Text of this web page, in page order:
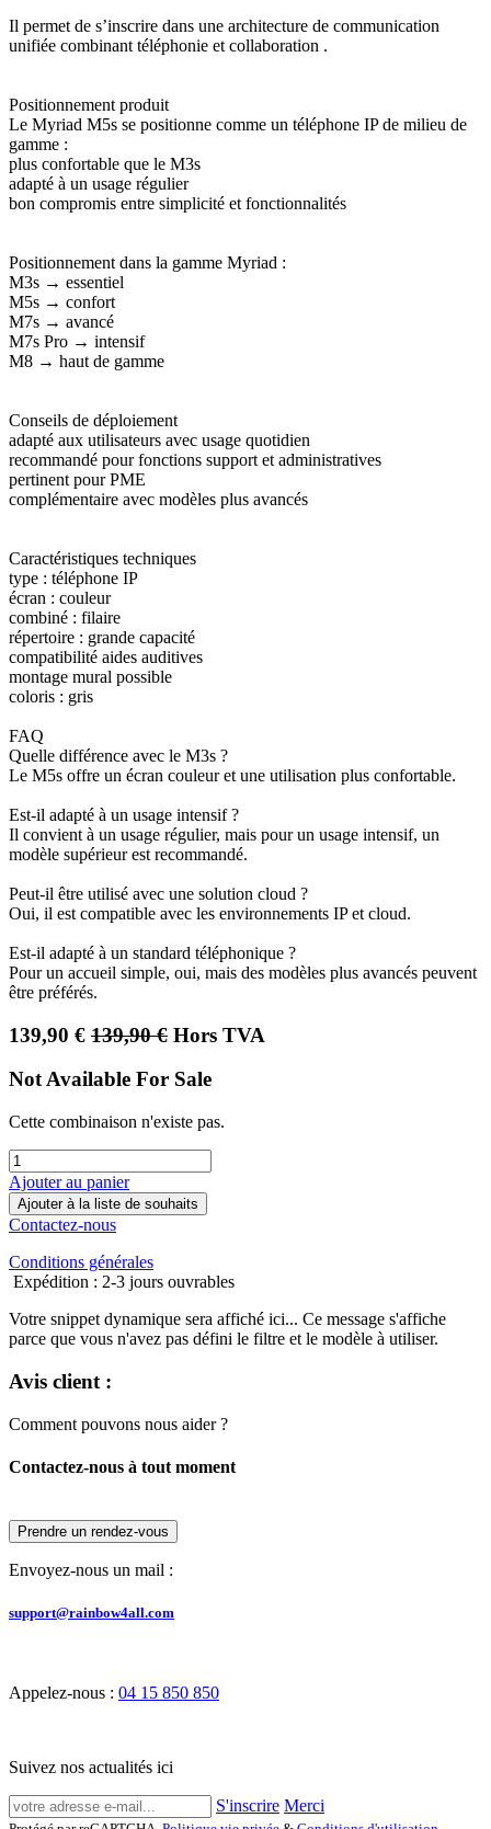
Il permet de s’inscrire dans une architecture de communication
unifiée combinant téléphonie et collaboration .
Positionnement produit
Le Myriad M5s se positionne comme un téléphone IP de milieu de
gamme :
plus confortable que le M3s
adapté à un usage régulier
bon compromis entre simplicité et fonctionnalités
Positionnement dans la gamme Myriad :
M3s → essentiel
M5s → confort
M7s → avancé
M7s Pro → intensif
M8 → haut de gamme
Conseils de déploiement
adapté aux utilisateurs avec usage quotidien
recommandé pour fonctions support et administratives
pertinent pour PME
complémentaire avec modèles plus avancés
Caractéristiques techniques
type : téléphone IP
écran : couleur
combiné : filaire
répertoire : grande capacité
compatibilité aides auditives
montage mural possible
coloris : gris
FAQ
Quelle différence avec le M3s ?
Le M5s offre un écran couleur et une utilisation plus confortable.
Est-il adapté à un usage intensif ?
Il convient à un usage régulier, mais pour un usage intensif, un
modèle supérieur est recommandé.
Peut-il être utilisé avec une solution cloud ?
Oui, il est compatible avec les environnements IP et cloud.
Est-il adapté à un standard téléphonique ?
Pour un accueil simple, oui, mais des modèles plus avancés peuvent
être préférés.
139,90 € 139,90€ Hors TVA
Not Available For Sale
Cette combinaison n'existe pas.
Ajouter au panier
Ajouter à la liste de souhaits
Contactez-nous
Conditions générales
Expédition : 2-3 jours ouvrables
Votre snippet dynamique sera affiché ici... Ce message s'affiche
parce que vous n'avez pas défini le filtre et le modèle à utiliser.
Avis client :
Comment pouvons nous aider ?
Contactez-nous à tout moment
Prendre un rendez-vous
Envoyez-nous un mail :
support@rainbow4all.com
Appelez-nous : 04 15 850 850
Suivez nos actualités ici
S'inscrire Merci